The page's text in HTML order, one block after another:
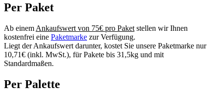
Per Paket
Ab einem Ankaufswert von 75€ pro Paket stellen wir Ihnen
kostenfrei eine Paketmarke zur Verfügung.
Liegt der Ankaufswert darunter, kostet Sie unsere Paketmarke nur
10,71€ (inkl. MwSt.), für Pakete bis 31,5kg und mit
Standardmaßen.
Per Palette